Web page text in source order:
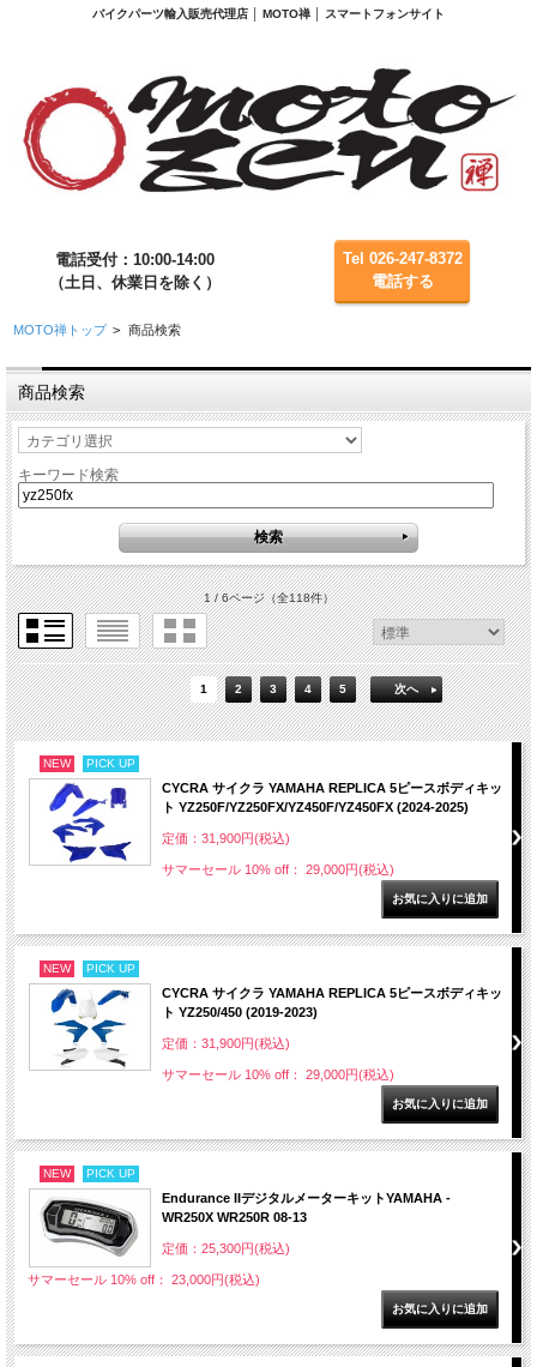
バイクパーツ輸入販売代理店 │ MOTO禅 │ スマートフォンサイト
電話受付：10:00-14:00
（土日、休業日を除く）
Tel 026-247-8372
電話する
MOTO禅トップ > 商品検索
商品検索
キーワード検索
1 / 6ページ（全118件）
1 2 3 4 5 次へ
NEW PICK UP
CYCRA サイクラ YAMAHA REPLICA 5ピースボディキッ
ト YZ250F/YZ250FX/YZ450F/YZ450FX (2024-2025)
定価：31,900円(税込)
サマーセール 10% off： 29,000円(税込)
NEW PICK UP
CYCRA サイクラ YAMAHA REPLICA 5ピースボディキッ
ト YZ250/450 (2019-2023)
定価：31,900円(税込)
サマーセール 10% off： 29,000円(税込)
NEW PICK UP
Endurance IIデジタルメーターキットYAMAHA -
WR250X WR250R 08-13
定価：25,300円(税込)
サマーセール 10% off： 23,000円(税込)